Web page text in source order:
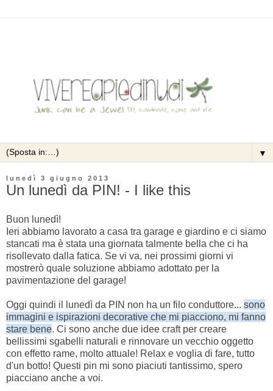
▼
lunedì 3 giugno 2013
Un lunedì da PIN! - I like this
Buon lunedì!
Ieri abbiamo lavorato a casa tra garage e giardino e ci siamo
stancati ma è stata una giornata talmente bella che ci ha
risollevato dalla fatica. Se vi va, nei prossimi giorni vi
mostrerò quale soluzione abbiamo adottato per la
pavimentazione del garage!
Oggi quindi il lunedì da PIN non ha un filo conduttore... sono
immagini e ispirazioni decorative che mi piacciono, mi fanno
stare bene. Ci sono anche due idee craft per creare
bellissimi sgabelli naturali e rinnovare un vecchio oggetto
con effetto rame, molto attuale! Relax e voglia di fare, tutto
d'un botto! Questi pin mi sono piaciuti tantissimo, spero
piacciano anche a voi.